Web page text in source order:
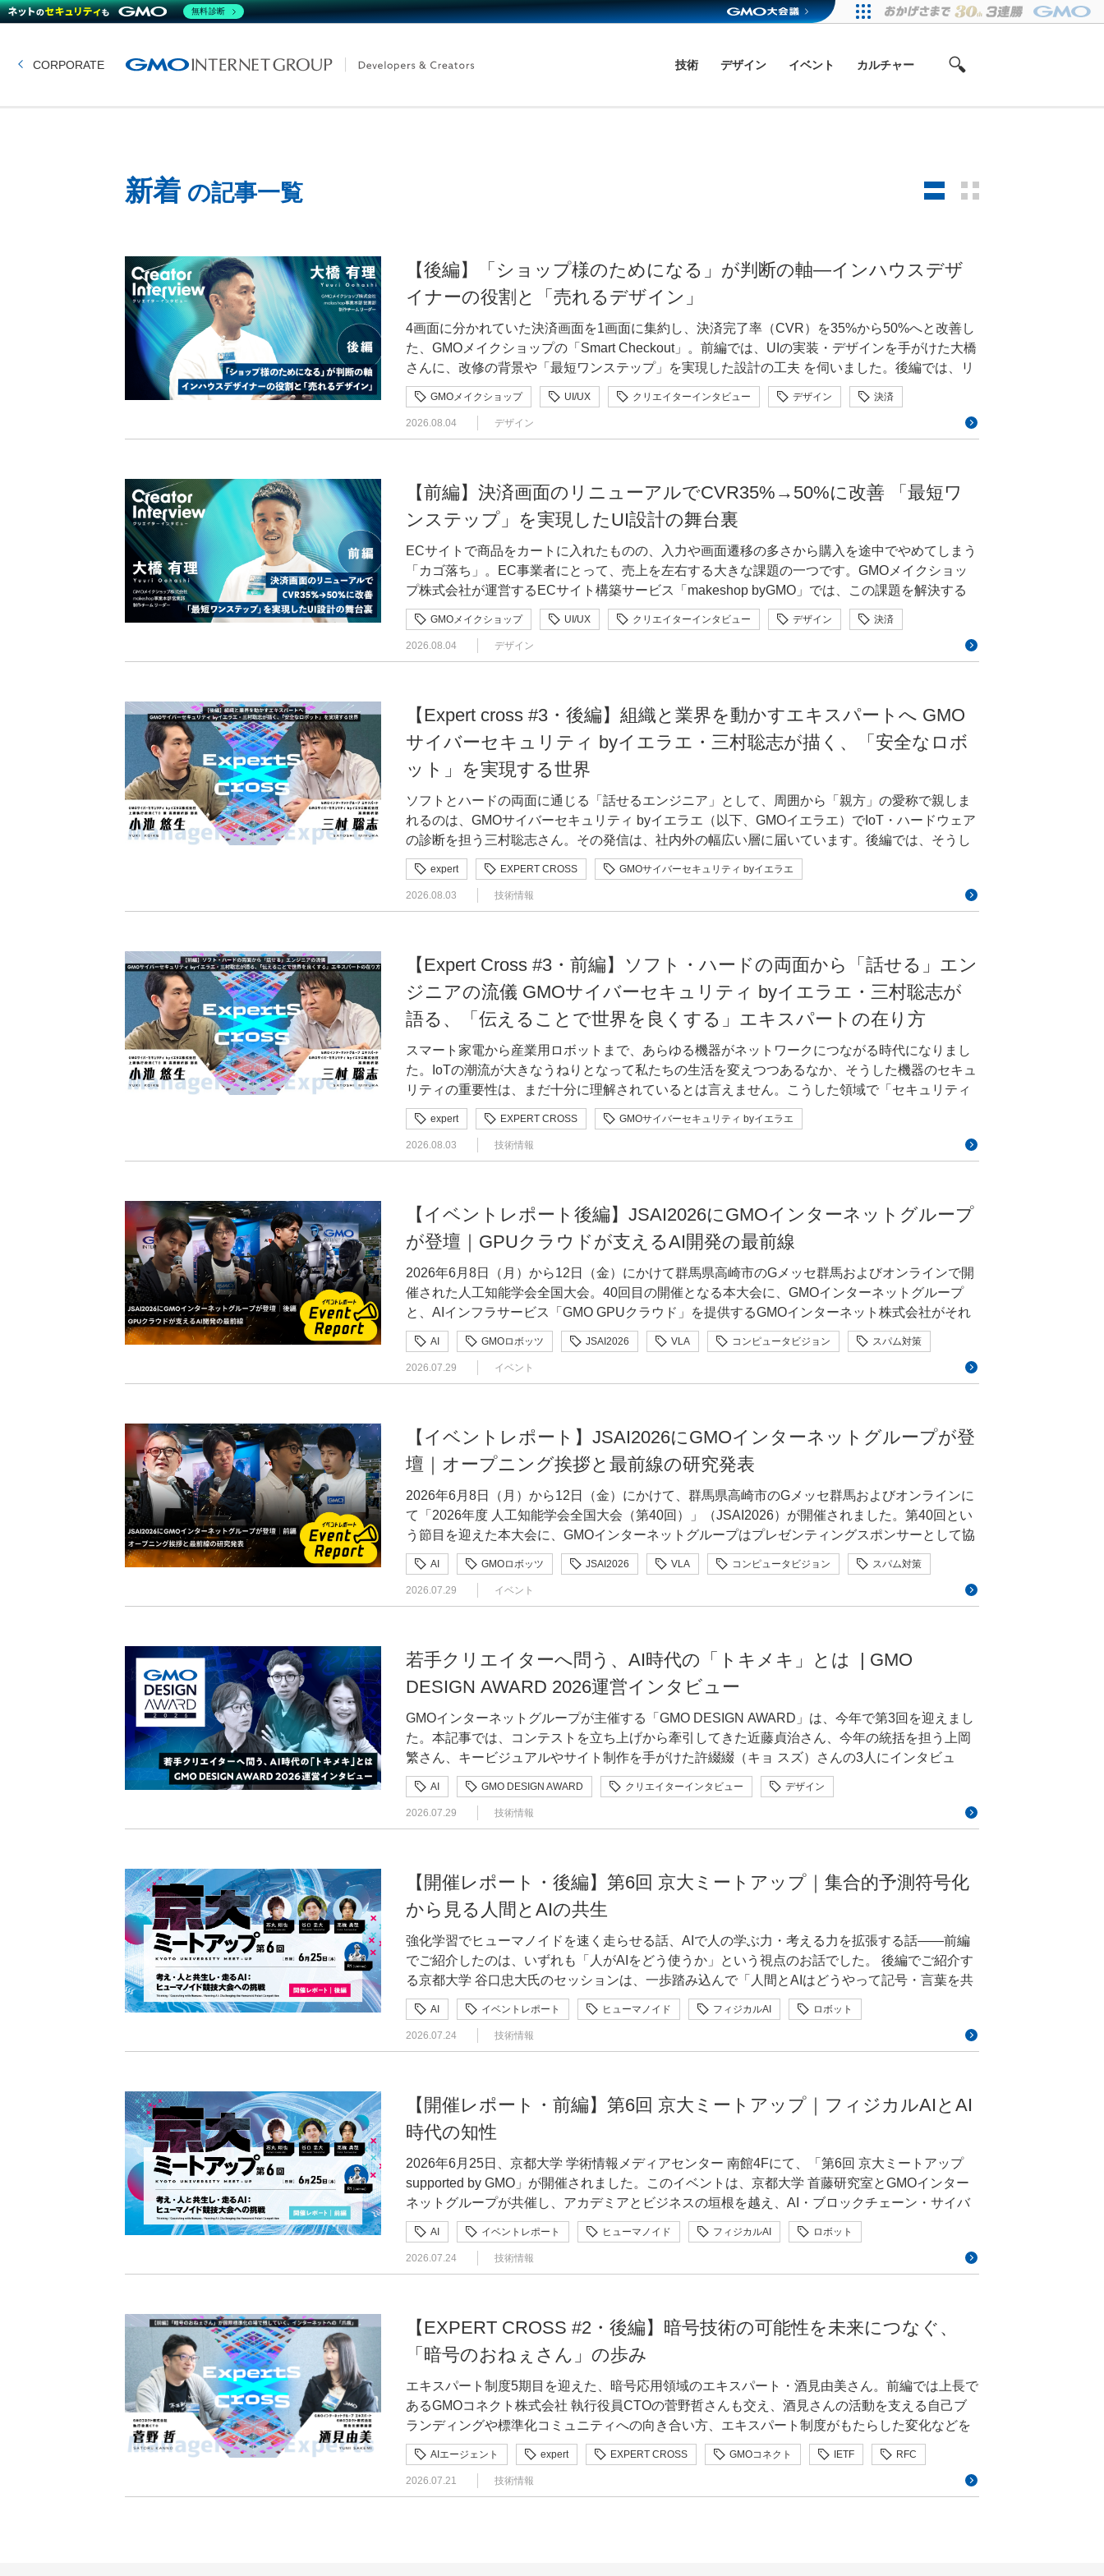
CORPORATE 技術 デザイン イベント カルチャー
新着 の記事一覧
【後編】「ショップ様のためになる」が判断の軸―インハウスデザ
イナーの役割と「売れるデザイン」
4画面に分かれていた決済画面を1画面に集約し、決済完了率（CVR）を35%から50%へと改善し
た、GMOメイクショップの「Smart Checkout」。前編では、UIの実装・デザインを手がけた大橋
さんに、改修の背景や「最短ワンステップ」を実現した設計の工夫 を伺いました。後編では、リ
リース後に購入者様やショップ様から寄せられた要望と、実装を担うエンジニア側の技術的な制
約を、大橋さんがどのように調整したのかを掘り下げます。さらに、その経験から得たインハウ
スデザイナーとしての役割や、「売れるデザイン」についての考えを伺いました。 大橋有理（お
験。リーマンショックによる会社解散を経て、2009年にEC事業会社へ。ECシステム開発とECサ
イトの受注制作に約10年携わったのち、事業会社のインハウスデザイナーを志してGMOメイクシ
ョップに入社。現在は同社のデザイナーとして、「makeshop byGMO」の決済画面「Smart
Checkout」のUI設計などを手がける。 異なる立場の声を読み解き、目的に沿った「最善」を探る
—リリース後、購入者様の使いやすさとショップ様の要望が両立しない場面もあったと思いま
す。どのように調整しましたか。 大橋「Smart Checkout」は「極力タップさせない」設計のた
ョップ様から「お届け日は購入者様に選んでもらいたい」「決済方法はこれを標準にしてほし
い」といった要望が出てきたんです。 こうした要望に応えると、購入者様にとってはタップや画
面遷移が増え、離脱につながる可能性があります。一方で、購入者様の声はショップ様を通じて
映するのではなく、「本当に実現したいことは何か」を読み取り、深掘りしながら、プロジェク
トメンバーと実装の落としどころを探っていきました。 —理想とするUIを実現するうえで、エン
ジニアとはどのような調整が必要でしたか。 大橋例えば、私たちは「タップを減らしたい」「自
動で入力したい」と考えますが、エンジニア側には、ボタンのタップや画面を開くといった操作
をきっかけにしなければデータを送れない、といった技術的な制約があります。こうした課題
は、都度コミュニケーションを取りながらひとつひとつ「Smart Checkout」の仕様へ落とし込ん
でいきました。購入者様やショップ様から寄せられる要望と、実装を担うエンジニア側の技術的
な制約。いずれかを一方的に優先するのではなく、それぞれの背景を理解したうえで、目的に沿
った最善を設計する。それがデザイナーの役割だと考えています。 —ショップからの要望のなか
には、プロダクトの目的や技術的な制約から、反映が難しいものもあったと思います。どのよう
に理解を得たのでしょうか。 大橋説明の軸にしたのは、「結果としてショップ様のためになる」
ショップ様へ丁寧にお伝えしていきました。「Smart Checkout」は、こうしたUI・UXにすれば売
上向上につながるという仮説のもとで改善しています。その目的をご理解いただいたうえで、プ
ロダクトの方向性と合致する要望は取り入れながら進めました。その判断を支えたのが、
「makeshop byGMO」を長年利用してくださっているショップ様のデータと、一般的なECの決
りたたんで表示した際には、「確認するたびに開く手間がある」という声もありました。そのよ
うな場合には、画面を短くしたほうがCVRや売上の向上につながるというデータを根拠に、説明
を重ねていきました。 大橋ショップ様の理解を得るためには、社内、とくにCSとの認識共有も
欠かせませんでした。リリース当初は、「Smart Checkout」が売上向上を目指すプロダクトであ
るという目的が、社内に十分浸透していなかったんです。そこでCSにも背景や狙いを共有し、シ
ョップ様から問い合わせがあった際には、まず「Smart Checkout」の目的を説明してもらうよう
もお伝えしました」「代替案としてこのようにご案内しています」といったコメントが増えまし
た。プロダクトの目的を社内で共有し、全社で支えてもらえた効果だと感じています。 —
「Smart Checkout」のプロジェクトを通じて、デザイナーとしてどのような気づきがありました
か。 大橋一番大きかったのは、「リリース後こそが肝要だ」と実感したことです。仮説をもとに
つくったものをリリースして終わりではなく、その後の反応を見ながら改善を続けることが重要
だと感じました。設定一つをとっても、購入者様には喜ばれる一方、ショップ様からは賛否が分
かれるなど、想定とは異なる反応が多くあったんです。このように、当初の仮説とは異なるフィ
ードバックもありましたが、言葉の裏にある意図を汲み取り、デザインへ反映してブラッシュア
ップを続けることが大切だと学びました。また、自分が提案・作成したUIによって、ショップ様
つなげることが、事業会社にいるインハウスデザイナーの役割なのだと改めて感じました。 売れ
るデザインは、王道と細部への思いやりから生まれる —ずばり、「売れるデザイン」とはどのよ
うなものなのでしょうか。 大橋結論から言うと、一般的で王道のデザインが一番売れると思って
います。「ECサイトといえば、この形だよね」と誰もが直感的に理解できるデザインです。ショ
ップ様のなかには、独自性を出すためにオリジナルのデザインを採用する方もいます。しかし、
写真の見せ方やカートボタンの位置、ページ遷移などが一般的なECサイトと大きく異なると、購
入者様が迷い、離脱につながる可能性があります。「ログインは右上にある」といった、使い慣
れた王道の設計が、結果として最も使いやすく、売れるデザインになるのだと思います。そのう
えで、ショップ様らしい価値や世界観は、細かな文言などに表れると考えています。たとえば
「makeshop byGMO」では、ショップ開設用のアカウント作成が完了した画面のボタンを、「管
できた。じゃあ、作ってみるか」と使う人の気持ちを後押しできます。こうした細部にこそ、使
う人への思いやりが表れると思うので、相手の気持ちになって考えることはとても大切ですね。
—デザイナーを取り巻く環境が変化するなか、今後、インハウスデザイナーとしてどのような役
割を担っていきたいですか。 大橋数字を通じて事業に貢献できるデザイナー、そしてデザインチ
ームでありたいと思っています。そのためには、市場や購入者様と対話し、実際に人と会って得
た気づきをデザインへ反映し、成果につなげていく必要があります。最近、自社サービスを出展
した大型展示会で、2日間ブースに立ち、来場者の方と直接お話しする機会がありました。課題を
伺いながら、自社サービスで支援できることをご案内するという、普段の制作業務だけでは得に
くい経験でした。セールスと同じ現場に立ち、生の声を聞き、反応を観察できたことは大きな収
穫でしたね。チラシやブースのデザインがどのように見られ、使われているのかも、現場に立つ
っています。AIが普及しても、最終的に判断するのは人間です。使い勝手や使う人の気持ちを汲
み取り、細かな表現まで判断できるデザイナーでありたいと思っています。 大橋さんが2日間ブ
お願いします。 大橋3つあります。1つ目は、数字を意識すること。とくに事業会社にいるインハ
ウスデザイナーは、自分が提案したデザインを、コンバージョンなどの事業成果につなげる視点
が必要です。 2つ目は、リリース後こそが肝だということ。仮説をもとにつくったものをリリー
スして終わるのではなく、その後のフィードバックを汲み取り、改善を続けることが重要です。
今回のプロジェクトを通じて、改めて強く感じました。 3つ目は、使う人の気持ちになって細部
にこだわること。その積み重ねが、結果につながっていくのだと思います。 まとめ 大橋さんがた
的な制約。その背景を読み解き、目的に沿った最善を探り続ける姿勢が、CVRの改善とショップ
様の売上向上につながっています。 また、デザインは作って終わりではありません。リリース後
も使う人の声と数字に向き合い、改善を続けること。それこそが、事業に貢献するインハウスデ
ザイナーの役割だと、大橋さんは語ります。 未経験からのキャリアや、「Smart Checkout」の改
修背景・UI設計について語った前編も、ぜひご覧ください。 ▼【前編】決済画面のリニューアル
でCVR35%→50%に改善 GMOメイクショップ・大橋有理が語る、「最短ワンステップ」を実現
したUI設計の舞台裏
GMOメイクショップ UI/UX クリエイターインタビュー デザイン 決済
2026.08.04 デザイン
【前編】決済画面のリニューアルでCVR35%→50%に改善 「最短ワ
ンステップ」を実現したUI設計の舞台裏
ECサイトで商品をカートに入れたものの、入力や画面遷移の多さから購入を途中でやめてしまう
「カゴ落ち」。EC事業者にとって、売上を左右する大きな課題の一つです。GMOメイクショッ
プ株式会社が運営するECサイト構築サービス「makeshop byGMO」では、この課題を解決する
ため、4画面に分かれていた決済フローを1画面に集約した「Smart Checkout」を開発。決済完了
率（CVR）を35％から50％へと改善しました。このプロジェクトでUIの実装・デザインを担った
のが、インハウスデザイナーの大橋有理さんです。前編では、大橋さんのキャリアをはじめ、
社 makeshop事業本部 営業部 制作チーム 2004年、未経験で制作会社にアルバイト入社し、デ
ザイン・コーディングから動画編集まで幅広く経験。リーマンショックによる会社解散を経て、
2009年にEC事業会社へ。ECシステム開発とECサイトの受注制作に約10年携わったのち、事業
会社のインハウスデザイナーを志してGMOメイクショップに入社。現在は同社のデザイナーとし
での経験を経て、事業会社のインハウスデザイナーへ —まず、大橋さんのこれまでのご経歴を教
えてください。 大橋「これからはWebの時代だろう」と考え、2004年に未経験で制作会社へアル
バイト入社したのが始まりです。当時はパソコンの電源の入れ方すらわからないほどでしたが
（笑）、そこからデザイナーとしてのキャリアを歩み始めました。デザインからコーディング、
動画編集まで、本当にビシバシ鍛えられました。わからないなりに手を動かすうちにスキルが身
についてきた頃、リーマンショックの影響で会社が解散することになったんです。その後、2009
社のインハウスデザイナーとして、自社の事業そのものを育ててみたいと考えるようになりまし
た。ちょうどGMOメイクショップに知り合いが2人いたこともあり、そのご縁から入社を決めま
した。 「最短ワンステップ」を目指した、決済画面リニューアルの背景 ▼Smart Checkout(スマ
ートチェックアウト)詳細はこちら —今回手がけられた「Smart Checkout（スマートチェックア
ウト）」とは、どのようなものなのでしょうか。 大橋従来の「makeshop byGMO」の決済画面
は、「購入確認」「配送設定」「決済方法の選択」「完了」という4つの画面に分かれていまし
た。画面遷移や入力の負担が大きく、購入者様が途中で離脱する「カゴ落ち」が課題になってい
た。こうした市場の変化を受け、4つの画面を1画面に集約したのが「Smart Checkout」です。
「makeshop byGMO」はショップ様向けのサービスですが、決済画面を実際に操作するのは、そ
のショップを利用する購入者様です。楽天やAmazonなどの大手プラットフォームでワンステッ
す。長く続くサービスのなかで多くの機能が積み重なっており、改修には膨大な工数が見込まれ
ました。そのため、課題を認識しながらも、なかなか着手できない状況が続いていたんです。そ
という危機感が高まったことで、改修計画が動き始めました。私自身も、「makeshop byGMO」
が支える流通額を考えると、決済画面には大きな改善余地があると感じていたため、納得感を持
ってプロジェクトに参加できました。 —大規模な改修を、どのように進めていったのでしょう
か。 大橋従来の決済画面には大きな改善余地があったため、まずはできるところから刷新しよう
という認識で進めました。すべての機能をそろえてから公開するのではなく、一部の決済方法が
使えないといった制約を残した状態でリリースしています。完璧を待っていると、公開がどんど
っても、UIの統一感を保てるよう、拡張性を意識して設計しました。 「迷わせない、タップさせ
ない」を貫いたUI設計 —デザインの方向性は、どのように固めていったのでしょうか。 大橋企
画・設計段階では、競合サービスを参考にしながら、「こうなったらいい」という理想を、いっ
たん仕様を度外視して出し合っていました。それをPMが整理し、大枠が固まりつつあった段階で
私が参加しました。私が担当したのは、UIの実装とデザインです。大枠は決まっていたものの、
細かな方向性までは固まっていなかったため、デザインを提案しては改善するというやりとりを
重ね、形にしていきました。設計の判断軸の一つになったのが、競合サービスのUIです。さまざ
まな決済画面を集め、パーツの配置や幅など、細かな部分まで分解してリサーチしました。「多
くの人に使われているサービスのUIには、使いやすさにつながる理由があるはず」という仮説の
決済画面を設計するうえで、どのような点を意識しましたか。 大橋決済画面だからこそ、「操作
する人が安心して使えるか」を大切にしました。購入者様を不安にさせないよう、情報の出し方
や見せ方、文言をできるだけわかりやすくすることを意識しましたね。画面を行き来させない動
線も意識しました。たとえば、決済画面を開いたままモーダルウィンドウを表示し、その中で必
要事項を入力すると、閉じた際に内容が反映される仕組みにしています。また、情報量が多い項
目は最初から折りたたんで表示し、前回購入時の決済方法や各種情報をあらかじめ設定しておく
など、利便性を保ちながら入力の手間を減らしました。スマートフォンでの買い物が主流になり
始めた時期だったため、スマートフォンでの使い勝手も重視しました。一般的な画面サイズで必
要な情報がどこまで見えるか、画面が長くなりすぎないかといった点にもこだわっています。こ
うして「クリックやタップをできるだけ減らし、1画面で決済を完了させる」というコンセプトを
はどのような変化がありましたか 大橋段階的に導入したため、対象店舗が少なかった初期は、目
立った改善が見られませんでした。ただ、切り替えるショップ様が増えるにつれて、数値は徐々
に好転していきました。最終的に、CVRは旧画面の35％から50％へと改善しました。正直なとこ
ろ、「そこまで変わるのか」と驚くほど、想定以上のインパクトでしたね。私自身にとっても大
きな発見でしたし、プロジェクトメンバーだけでなく、全社的にも成功を実感できる結果になり
ました。 まとめ 長く改修が見送られてきた決済画面に対し、「Smart Checkout」は4画面のフロ
ーを1画面に集約。購入者様を迷わせず、入力や操作の負担を減らすUI設計を徹底したことで、
CVRを35％から50％へと改善しました。 競合サービスを細かく分析しながらも、「安心して使
えるか」「余計な操作をさせていないか」という購入者様の視点を判断の軸に据えたことが、成
果につながったといえます。 後編では、リリース後に寄せられた購入者様やショップ様の要望
GMOメイクショップ UI/UX クリエイターインタビュー デザイン 決済
2026.08.04 デザイン
【Expert cross #3・後編】組織と業界を動かすエキスパートへ GMO
サイバーセキュリティ byイエラエ・三村聡志が描く、「安全なロボ
ット」を実現する世界
ソフトとハードの両面に通じる「話せるエンジニア」として、周囲から「親方」の愛称で親しま
れるのは、GMOサイバーセキュリティ byイエラエ（以下、GMOイエラエ）でIoT・ハードウェア
の診断を担う三村聡志さん。その発信は、社内外の幅広い層に届いています。後編では、そうし
た活動が組織にどのような影響を与えているのか、他領域のエキスパートとどう連携していきた
いのか、そして「人型ロボット（ヒューマノイド） が安心・安全に働く未来のため、いつかじっ
くり解析してみたい」 という三村さんの野心的なビジョンについて、三村さんの「上長の上長」
キスパートやパートナーと意見交換をするなかで、自分自身の視野が広がったと感じています。
自分が知らない分野のエキスパートの方が持つ見識に触れることもできますし、そうした刺激を
受けられるのが1つの大きな変化ですね。また展示会などの現場に立つことで、「やらなければな
らないことの多さ」を痛感したこともポイントでした。診断のご相談に来られるお客さまは、そ
場でそれに触れられたのは大きかったです。こうした現場では「うちは知られていないから狙わ
れない」「中小企業だからサイバー攻撃なんて関係ない」といった声や、「対策の優先順位はい
つ考えればいいのか」「対策して何かいいことがあるのか」という疑問もよく出てくるんです。
セキュリティの本質的な価値は「この製品は安全だから使おう」という信頼・信用の向上や保全
にあると思っています。こうした意識を基礎から底上げしていくにはどうすればいいのかを、現
場で話すたびに考えさせられますね。 ———小池さんから見て、三村さんの存在は組織にどんな
のなかで技術者として情報を発信し続けている三村さんは社内外で高い認知度があります。中に
は三村さんのファンもいらっしゃるので、GMOイエラエという枠を超えた、IoTセキュリティ分
野におけるシンボル的な存在になってくれていると思いますね。何より三村さんは安心感のある
語り手なので、あまりIoTなどに詳しくない相手にも「この人の話なら聞いてみようかな」と思わ
せられるのも三村さんの素晴らしさです。社内のジュニアや若手のメンターにもいい影響を与え
ていますし、取引先の企業からも「三村さんと話していると安心感がある」とよく言っていただ
けるんですよ。またハードもソフトも分かるというのは、情報の全レイヤーを下から上まで理解
しているという証です。こうした知識に裏打ちされた語り口で安心感を与えられる三村さんだか
らこそ、他のエキスパートやグループ各社から相談されやすいのだと思いますし、人と人・会社
でこんなことまでできるのか」を知ってもらうことですね。GMOインターネットグループはグル
ープ内の会社がとても多いので、私たちが手伝えることが十分に伝わっていない場面もあるんで
す。「こういう相談にも乗れますよ」という部分の発信もそうですが、グループ内の動向や課題
感を拾ったうえで、GMOイエラエとしてこういう解決手段がありますという相互理解を深めると
いうのをとくに大事にしてほしいなと考えています。社外に対しては、専門であるIoTに集中して
もらい、その重要性の発信や「今後はこれが重要になる」という提唱を続けてほしいですね。ド
と呼ばれる存在になってもらえたらと思っています。 AI・ロボティクス社会実現のために「人型
ロボット（ヒューマノイド）を解析したい」 ———今後取り組みたい課題と、これから挑みたい
ビジョンを教えてください。 三村積極的に取り組んでいきたいのは、まずAIの利活用をより具体
り、一昨年あたりからじわじわ出ている話なんです。もう1つは、外部サービスへの依存リスクで
す。たとえばClaudeのFable 5が規制の対象となり使えなくなる、といった事態も現実に起きま
したよね。外部サービスに依存していると、そこにリスクが生まれてしまうんです。依存そのも
で、その両面でしっかり備えを固めていかなければならないなと。 小池AI時代への対応は会社の
存続にも関わりますし、私たちの高度解析部が扱うIoT周りにも、いままさにAIが入りつつありま
す。この領域はまだ誰も正解を持っていないからこそ、自分たちで打ち出していくしかない。エ
キスパートとして、自分の考えをどんどん発信していってほしいですね。 三村私の領域で取り組
みたいビジョンの面では、IoT診断が1つの軸になります。機器の中からデータを取り出したあと
は従来の診断と同じなのですが、ハードウェアからソフトウェアにデータを移すまでの「ハード
推論を走らせる領域は、車載や自動運転の知見とも交わっていくと考えています。ここはいろい
ろとキャッチアップしている最中ですね。 小池挑みたいビジョンですよね？せっかくですし、人
よね(笑)。実はGMO AI&ロボティクス商事株式会社の方とは、様々な展示会で一緒にやらせてい
ただくことが多いんです。この前のドローンの展示会「Japan Drone」でも一緒にロボットの展
示があったんですけども、そういう時にも都度「これ解析していいですか？」って笑顔で聞きに
いったり。JALグランドサービス様との実証実験も進んでいますが、人型ロボット（ヒューマノ
イド） やロボットは「これまでPCの中で動いていたもの」が現実の世界に飛び出してくる存在
です。なので、安全なパソコンを作るためにウイルスの挙動を解析するのと同じように、人型ロ
をどう守るかを考えることは、エキスパートとしての知見を深めるという研究的な面でも、より
良いサービスを共に作るという面でも大きな意味があります。ぜひ解析させてほしいです！
———他領域のエキスパートとは、どう連携していきたいですか。 三村エキスパートには多様な
分野の方がいますので、まずはPoCレベルで面白いサービスを作り、骨太にしていく段階でGMO
イエラエの技術も使う……といった広がりがあるなと感じていまして。領域をまたいで人と技術
を組み合わせていけることこそ、多様なエキスパートが集まっている意味だと思うんです。たと
えば「安全に通信する」なら暗号技術の酒見さんがいらっしゃいますし、「その上に何かを載せ
る」ならものづくりの面々……というように、組み合わせて展開していければなと。 小池サービ
スを作る時はぜひ我々も呼んでほしいですね(笑)。マクロな視点からの話になりますが、私個人
はセキュリティを「副次的なもの」だと思っています。便利なものが先に広まって、後から安全
だからこそないがしろにされやすい面もあるなとも考えているんです。セキュリティは「早め早
めの相談」がとても重要で、設計が終わってからでは手遅れになりがちです。金融やブロックチ
ェーンのように、設計の段階からセキュリティを織り込むべきサービスも少なくありません。サ
ービス立ち上げの際にセキュリティ面を監修したりといった形で協力できるので、ぜひ我々GMO
イエラエに頼ってほしいなと。エキスパート制度は、そうした横のつながりを作る場として有効
だと実感しています。GMOインターネットグループの取り組む面白いことや新しいことを応援し
たいと思っているので、ぜひ早い段階で相談していただきたいですね。三村さんには、こうした
セキュリティの重要性の周知や横のつながりづくりにも期待しています。 ———通常業務とエキ
スパート活動は、どうバランスを取っているのでしょうか。 三村特別にバランスを取っている意
識はなく、「うまくやっている」というのが正直な答えです。普段の業務は締め日が決まってい
expert EXPERT CROSS GMOサイバーセキュリティ byイエラエ
2026.08.03 技術情報
【Expert Cross #3・前編】ソフト・ハードの両面から「話せる」エン
ジニアの流儀 GMOサイバーセキュリティ byイエラエ・三村聡志が
語る、「伝えることで世界を良くする」エキスパートの在り方
スマート家電から産業用ロボットまで、あらゆる機器がネットワークにつながる時代になりまし
た。IoTの潮流が大きなうねりとなって私たちの生活を変えつつあるなか、そうした機器のセキュ
リティの重要性は、まだ十分に理解されているとは言えません。こうした領域で「セキュリティ
を語れる人」として社内外を飛び回っているのが、GMOサイバーセキュリティ byイエラエで
IoT・ハードウェアの診断を担う三村聡志さんです。GMOインターネットグループでは、特定の
専門分野における第一人者を「エキスパート」として認定し、エキスパートによる情報発信やイ
用として年間で最大100万円が支給されます。今回はそんな三村さんと、三村さんの上長でもあ
るGMOサイバーセキュリティ byイエラエCTO・小池悠生さんのお二人に、エキスパート就任の
経緯やこれまでの活動、そして三村さんが大切にしている「伝え方」について伺いました。 「話
せるエンジニア」として、情報発信から教育までを幅広く行う 三村聡志（みむら さとし）｜
GMOサイバーセキュリティ byイエラエ株式会社 ソフトウェア開発やマルウェアの解析、コンシ
ューマーサポートなど幅広い業務を経験した後、現在はGMOサイバーセキュリティ byイエラエ
セキュリティの重要性を社内外に伝える「話せるエンジニア」としても活動。GMOインターネッ
トグループのエキスパートとして、ローレイヤセキュリティの領域で現在5期目を継続して務めて
いる。 小池 悠生（こいけ ゆうき）｜GMOサイバーセキュリティ byイエラエ株式会社 上席執行
2023年、GMOイエラエ（現 GMOサイバーセキュリティ byイエラエ）サイバーセキュリティ事業
本部の上席執行役員に就任し、現在はCTOと高度解析部部長を兼務している。ファジングを中心
としたサイバーセキュリティに関する研究、コンサルティング、ペネトレーションテストなどに
ち、CODE BLUE 2015ではU25スピーカーとして登壇。 ———まず、お二方のご経歴と現在のお
仕事をお聞かせください。 三村GMOサイバーセキュリティ byイエラエで、IoTやハードウェアの
診断を担当しています。もともとはソフトウェアの開発やマルウェアの解析をしていて、コンシ
ューマーサポートに携わっていた時期もありました。黙々と手を動かすのも好きなのですが、ど
ちらかといえば「話せるエンジニア」だと思っていますね。そうした幅広い経験があったからこ
そ、今こうしてエキスパートとして外向きの活動をしながら、エンジニアリングの力も高めてい
ほど手がけ、研究や実務に取り組んでいました。2023年末に当社へ執行役員としてジョインし、
現在はCTO兼高度解析部の部長を務めています。IoT周りやスマートフォンアプリなど、いわば
「手元にあるもの」のセキュリティ診断を担う部署の責任者ですね。 ———三村さんは今回で5
期目になりますが、そもそもなぜエキスパートに就任されたのでしょうか。 三村一番最初は、エ
キスパートという制度を作るという話が出たときに、「活きのいいやつはいないか」という感じ
で声がかかったんです。「三村さんならとりあえずいいんじゃないか」という形で話が下りてき
て、「空き時間でいいから一度やってみては」と誘われました。そこから毎年「来年もぜひ」と
お声がけいただき、ずっと続いているという流れですね。 小池補足すると、三村さんは私がジョ
インする前から活動していたんです。今は私が上長でCTOでもあるので、制度上は私からの推薦
ほしいと思っています。 ———三村さんは「親方」という愛称でも知られていますが、その由来
はどこにあるのでしょうか。 三村正直なところ、私が言い出した言葉ではないので、いまだに由
来はよくわかっていないんです。周りから呼ばれることが増えて、「まあいいか、これで」と放
っておいたら定着してしまいました。本当にそんなものですね。以前に落語鑑賞が好きだと話し
たら、グループの遊び心で「寄席を借りて撮影をしよう！」という企画が持ち上がったこともあ
りました(笑)。 「いい世の中を作る」が原動力 ———小池さんから見て、エキスパートとしての
三村さんの強みはどこにあると感じますか。 小池ひとことで言うと「外に伝える力」ですね。当
社のメンバーはみんな技術力が強いので、三村さん以外にも優れたエンジニアは何人もいます。
しかし、そのなかでGMOインターネットグループ内外に向けて技術力を伝え、つなげていく力が
とても強いのが三村さんの素晴らしいところなんです。三村さんには、こうした特性をさらに発
方々に講師として何かを教えていく業務を担う「教育課」という部署にも所属してもらっていま
す。そうした仕事も兼ねているので、本人の言う「話せるエンジニア」という言葉どおり、伝え
る力が社内外でしっかり生きているなと感じていますね。 三村根っこにあるのは「いい世の中を
作りたい」という思いです。そのためには、お客さまにどういうイシューがあるのかを聞かなけ
ればいけませんし、どうすればより良くできるのかも伝えなければいけません。でも、それらを
話すだけでは意味がないんです。きちんとソリューションを提供できるように、自分自身も高め
ていかなければならない。その過程で「話す」ことも大事になってきて、できるようになってい
ったという感じですね。 ———これまで、エキスパートとして具体的にどのような活動をされて
きたのでしょうか。 三村外向きの広報としては、Japan Droneや国際ロボット展など、GMOイン
ターネットグループとして出展する場で「セキュリティを語れる人」という形で登壇してきまし
安心・安全に使えるのか」を伝える活動が中心なのですが、他にもSECCONやCODE BLUEとい
ったカンファレンスの運営にも関わっています。また、基礎技術の調査なども地道に続けている
「こういう本を出すのだけれど、何かネタはないか」と振ってもらったのがきっかけで、「バイ
ナリファイル解析ハンズオン ツールだけに頼らない実践力レベルアップ」という本の一部を執筆
しています。 ———外に向けて発信するうえで、大切にしていることはありますか。 三村「ブラ
ンドとしてどうシナジーを出していくか」という点を大事にしていますが、そのうえでセールス
一辺倒にならないことも重要だと考えています。「この製品を入れればすぐ安全になります、だ
から入れてください」というセールストークではなく、まず相手の要求をきちんと聞くことも大
expert EXPERT CROSS GMOサイバーセキュリティ byイエラエ
2026.08.03 技術情報
【イベントレポート後編】JSAI2026にGMOインターネットグループ
が登壇｜GPUクラウドが支えるAI開発の最前線
2026年6月8日（月）から12日（金）にかけて群馬県高崎市のGメッセ群馬およびオンラインで開
催された人工知能学会全国大会。40回目の開催となる本大会に、GMOインターネットグループ
と、AIインフラサービス「GMO GPUクラウド」を提供するGMOインターネット株式会社がそれ
ぞれプレゼンティングスポンサーとして協賛しました。レポート後編では6月10日（水）から11
日（木）にかけて行われた講演の模様を、GMOインターネットグループ特設ブースの様子とあわ
せてご紹介します。 前編はこちらから GMOインターネットグループ特設ブース 会場の一角に
り、同ブース内での共同出展となりました。 ブース内で来場者の目をひときわ引いていたのが、
GMO AI＆ロボティクス商事株式会社が提供する人型ロボット（ヒューマノイド）です。講演で行
われたデモ走行の反響もあり、写真や動画を撮る姿もあちこちで見られました。 ノベルティの入
ったバッグをロボットが手渡しすると、受け取った来場者が思わず笑顔を見せる場面も。名刺交
換をした方には、豪華景品が当たるガチャガチャも用意されるなど、ブースは終始にぎわいを見
せていました。 展示も趣向を凝らしたものでした。「人型ロボット（ヒューマノイド）が家庭で
ント参加者へのアンケートも実施。参加者は、思い思いの選択肢にシールを貼っていく姿が見ら
れ、中には前日の回答結果を見に来てくださる方もいらっしゃいました。 またブース内に展示し
たパネルでは、グループ各社で行われている研究成果の展示なども行われ、パートナー（社員）
スの半分を占める「GMO GPUクラウド」のサービス紹介や、さまざまな業種での導入事例には
多くの研究者や企業担当者の方が足を止め、AI先端開発事例の深堀りやNVIDIA推奨構成からなる
サービススペックへの質問も数多くいただきました。 ブースは連日の大盛況となり、人工知能研
した。多くの学生や研究者や企業との新たなつながりを、今後のサービスに活かしてまいりま
す！ 生成AIの開発の最前線を支える「GMO GPUクラウド」 登壇者：大川将史（GMOインターネ
ット株式会社） 3日目の特別講演に先立つスポンサー講演として、「GMO GPUクラウド」の開発
を統括する大川によるサービス紹介が行われました。 大川はまず、GMOインターネットがプレゼ
ンティングスポンサーとして協賛した狙いを紹介。AI開発基盤の重要性を多くの方に知ってもら
いたいこと、AI開発に携わる方々や学生・エンジニアと交流して学び合っていきたいことの2点を
供を開始しています。 「GMO GPUクラウド」にはNVIDIA社のH200やB300などが搭載されてお
り、大規模なマルチノード学習に適した構成を整えています。さらにNVIDIA社が推奨するネット
ワーキングプラットフォームのSpectrum-Xや高性能ストレージにもこだわっているのも大きな特
長です。 経済産業省によるクラウドプログラム認定を受けて100億円規模の設備投資を行い、
「GMO GPUクラウド」の名でサービスを展開してきたGMOインターネットですが、大川は「単
にGPUを提供するだけではありません」と、開発責任者の立場から強調します。 「GMO GPUク
ラウド」では、24時間365日の高可用性や故障時の即時交換といったエンタープライズレベルの
サポートを志向し、用途に応じてマネージド型のHPCクラスタやベアメタル型などを選択可能で
す。 こうした取り組みは外部評価にも表れており、TOP500やGreen500のランキングで国内最高
ースやこの後に控えるランチョンセッションへの来訪を呼びかけ、短くも密度の高い講演を締め
くくりました。 チューリングが目指す完全自動運転の世界と、それを支える計算基盤「GMO
GPUクラウド」の強みとは？ 登壇者：山口祐CTO（チューリング株式会社）、大川将史（GMO
インターネット株式会社） 3日目の午後には、GMOインターネットとチューリング株式会社の共
催でランチョンセミナーが開かれました。Gメッセ高崎での開催ということもあり、参加者は高
崎の名物「だるま弁当」を楽しみながら耳を傾けました。 スポンサー講演で「GMO GPUクラウ
ド」を紹介した大川と、「GMO GPUクラウド」を使って完全自動運転技術の開発を進めるチュ
ーリングの山口CTOによる講演は、「We overtake Tesla」のスローガンを掲げるチューリングが
取り組むE2E自動運転の紹介から始まりました。これは車載カメラの入力画像から車を直接制御
するというもので、歩行者や信号といった物体検知をタスクとして挟まない非常にシンプルな構
題として山口CTOが例に挙げたのは、道路工事で左折レーンが塞がれている状況で、誘導員が赤
信号でも「行け」と促すシーンです。 人間ならば誘導員の意図を自然に汲み取れますが、こうし
た誘導員のジェスチャーなども含めた判断を自動運転システムに落とし込むのは非常に難しいた
め、人間と同じように思考して判断する「完全自動運転」を実現するための大規模な基盤モデル
が必要になるといいます。 車載GPUのSoCは過酷な温度や振動・電磁波などにさらされるため、
GPU性能を落としてでもこうした環境に耐えられるものでなくてはなりません。そして通信に頼
ってGPU性能を補いたくとも、時速100キロメートルでは1秒間に約28メートル進むためレイテン
シが致命的になり、トンネルや高架下では電波も途切れます。 そうしたなかで車載GPUの推論を
より向上させるためには、データと計算リソースのさらなる拡大が不可欠です。実際に、現在チ
ューリング社の計算リソースは約1エクサフロップス（1秒間に10¹⁸ 回）の計算資源を使っている
AI GMOロボッツ JSAI2026 VLA コンピュータビジョン
スパム対策
セキュリティ
人工知能
人工知能学会 強化学習 機械学習
2026.07.29 イベント
【イベントレポート】JSAI2026にGMOインターネットグループが登
壇｜オープニング挨拶と最前線の研究発表
2026年6月8日（月）から12日（金）にかけて、群馬県高崎市のGメッセ群馬およびオンラインに
て「2026年度 人工知能学会全国大会（第40回）」（JSAI2026）が開催されました。第40回とい
う節目を迎えた本大会に、GMOインターネットグループはプレゼンティングスポンサーとして協
賛し、企業展示への出展に加えて複数のセッションに登壇しました。本レポートでは、オープニ
ングでのスポンサー挨拶と、6月8日から9日にかけて講演を行ったグループのエンジニアによる3
つの研究発表の模様をお届けします。6月10日から11日にかけて行われた講演や、GMOインター
/ 博士（情報科学）） オープニングを飾ったプレナリーセッションでは、GMOインターネットグ
ループを代表して、GMOペパボ株式会社の栗林CTOが登壇し、グループが本大会を応援する理由
を語りました。講演冒頭には人型ロボット（ヒューマノイド）の走行デモが披露され、舞台上を
疾走する様子が会場の視線を集めました。 こうした人型ロボット（ヒューマノイド）開発の背景
にあるのは、2026年のニューイヤー駅伝で初優勝を果たしたGMOインターネットグループ陸上部
の存在です。栗林は、この陸上部の知見をロボットのモデル開発に活かし、2026年8月に中国で
– GMOロボッツ」プロジェクトを紹介しました。 ロボティクスへの取り組みはスポーツにとどま
りません。栗林は、2026年4月からGMOインターネットグループが日本航空と進めている、空港
におけるヒューマノイドロボット活用の実証実験を開始したエピソードも紹介。観光需要で荷物
だけに限った問題ではなく、全産業で人口が減るにつれてますます大きくなる課題です」と警鐘
を鳴らします。「我々GMOインターネットグループとしては、人型ロボット（ヒューマノイド）
をもっと支援していくことによって、この課題解決にインパクトを残したいと思っております」
へ展開していく構想を語りました。さらに今後の展望として、「これからはフィジカルAIと言わ
れるロボットが、インターネット上のアプリケーションを動かす大きなインフラになる」と示し
ました。 そしてJSAIではAIに取り組む学生さんも来場されていることから、栗林は渋谷に開設し
たGMOヒューマノイド・ラボの紹介とともに、インターンや共同研究を担う研究者の募集も呼び
かけます。最後に、「スポンサーをするだけでなく、我々のエンジニアや研究者がこの大会でさ
まざまな発表をします」と続く各セッションへと聴衆をいざない、講演を終えました。 強化学習
栗林が予告した研究発表のひとつが、インダストリアルセッションにて高橋が登壇した「GMOイ
ンターネットグループ陸上部 – GMOロボッツ」の技術的な中身です。プロジェクトのコンセプト
ロボット（ヒューマノイド）の走りに反映させる取り組みです。 直近の目標は、中国で開催され
る「世界ヒューマノイドロボット運動会」への出場です。GMOインターネットグループが予定す
るのは100メートル走・400メートル走・1500メートル走の3種目。人間と同じトラックを使い、
自律走行であればタイムにボーナスが付くため、速さに加えて安定してレーン内を走る自律性も
求められます。 出発点となったのは、GMOインターネットグループ 陸上部で活躍する駅伝ラン
ナーのモーションキャプチャです。高橋は「トップクラスのアスリートはフォームが安定してお
ど、関節の動かし方が異なる多様な状況を撮影して集めたモーションデータは、「ジェネラルモ
ーションリターゲティング」という手法を用いて人型ロボット（ヒューマノイド）に移したと紹
介しています。実際にリターゲティングした映像では、嶋津選手と今江選手それぞれの走りが再
現され、選手からも「陸上部のメンバーなら誰の走りか分かるくらい特徴が取れている」との声
が寄せられたとのこと。 「最初から高い目標速度を与えるとロボットが転んでばかりで探索が進
まないため、目標速度を低いところから段階的に引き上げていく必要があった」と振り返る高
橋。「転倒率や最高速度が一定の基準を超えたら、目標の速度をわずかに増やす」形で、上下動
の抑制や足を上げる高さの制約を緩めるなど、報酬を走りに合わせて細かく調整していったと語
りました。 なかでもAMPについては、「これを素朴に適用したところ、めちゃくちゃ転んだ」と
のこと。姿勢が崩れた状態からの復帰や、急旋回といった挙動はモーションデータに含まれてい
AI GMOロボッツ JSAI2026 VLA コンピュータビジョン
スパム対策
セキュリティ
人工知能
人工知能学会 強化学習 機械学習
2026.07.29 イベント
若手クリエイターへ問う、AI時代の「トキメキ」とは | GMO
DESIGN AWARD 2026運営インタビュー
GMOインターネットグループが主催する「GMO DESIGN AWARD」は、今年で第3回を迎えまし
た。本記事では、コンテストを立ち上げから牽引してきた近藤貞治さん、今年の統括を担う上岡
繁さん、キービジュアルやサイト制作を手がけた許綴綴（キョ スズ）さんの3人にインタビュ
ー。コンテスト立ち上げの背景から、AI時代にあえて「トキメキ」をテーマに掲げた理由、制作
の舞台裏までを聞きました。 GMO DESIGN AWARD 2026とは？ GMO DESIGN AWARD（以
下、本コンテスト）は、GMOインターネットグループが主催し、今年で3回目を迎える、18〜29
す。 プロダクト部門ビジュアル部門 応募期間は2026年6月15日（月）〜9月30日（水）。最優秀
賞には賞金100万円、優秀賞は各20万円（プロダクト・ビジュアル各部門2点ずつ）が贈られ、賞
金総額は250万円にのぼります。 今年の審査員長は、大阪・関西万博のデザインシステムを手が
けたことでも知られる引地耕太 氏（VISIONs CEO／クリエイティブディレクター）が務めます。
また、以下の審査員が昨年に引き続き、ゲスト審査員として参加します。（五十音順）： 有馬ト
モユキ 氏（日本デザインセンター 有馬デザイン研究室） 清水 勝太 氏（KOEL／クリエイティブ
https://gmo-design-award.com/ インタビュー参加者 近藤 貞治｜GMOインターネットグループ株
式会社 グループブランド推進本部 グループクリエイティブ部 部長 兼 グループ広報部 部長 GMO
インターネットグループ入社前はクリエイティブエージェンシーにてグラフィック・Webのデザ
略部マネージャーとして、プロダクトやコミュニケーション領域のデザイン制作・管理を手がけ
る。2019年にGMOインターネットグループへ転籍し、グループ全体のブランドマネジメント活動
を担当し、全社横断のクリエイティブ強化プロジェクト「クリエイターシナジー会議」の議長も
式会社 グループブランド推進本部 グループクリエイティブ部 ブランドマネジメントチーム リー
ダー／アートディレクター 大手広告代理店系クリエイティブエージェンシーにて、ナショナルク
ライアントの広告グラフィック/映像・Web・アプリUI・空間デザインなど領域を横断しアートデ
ィレクションを担当。 事業会社にてブランディングへの長期的関与を志し、2025年にGMOイン
ターネットグループへジョイン。 ブランドマネジメントチームにてグループ全体のブランドを守
り、進化させながら、クリエイターシナジーの創出やデザイナーのプレゼンス向上など、グルー
クリエイティブ部 ConoHaデザインチーム デザイナー 美大油絵科大学院卒業後、制作会社・メー
カーにてWebデザイナー＆マネージャーを経験。金融・航空・EC・エンタメ業界の様々な案件に
携わり、Webに限らず、広告／SNSなど制作全般を手がける。2025年9月からGMOインターネッ
ト ConoHaチームにジョインし、幅広くクリエイティブ制作を担当。GMO DESIGN AWARDでは
サイトデザイン、ノベルティデザインを担当。 「GMOとクリエイティブを結びつけたい」――コ
ンテスト誕生の背景 ———今年で3年目になる「GMO DESIGN AWARD」ですが、改めてコンテ
ストが立ち上がった経緯を教えてください。 近藤GMOインターネットグループは150社・8,000
名規模の企業グループですが、「クリエイティブ」や「デザイン」というキーワードがGMOとな
かなか結びつかない状況がありました。グループ横断のデザイン・クリエイティブ戦略組織「ク
AI GMO DESIGN AWARD クリエイターインタビュー デザイン
2026.07.29 技術情報
【開催レポート・後編】第6回 京大ミートアップ｜集合的予測符号化
から見る人間とAIの共生
強化学習でヒューマノイドを速く走らせる話、AIで人の学ぶ力・考える力を拡張する話――前編
でご紹介したのは、いずれも「人がAIをどう使うか」という視点のお話でした。 後編でご紹介す
る京都大学 谷口忠大氏のセッションは、一歩踏み込んで「人間とAIはどうやって記号・言葉を共
有し、共生していくべきか」を数理モデルで扱う、研究者向けの濃い内容となりました。 前編は
こちらから Session3『集合的予測符号化と人間AI共生的アライメント』 谷口 忠大 氏京都大学 大
学院情報学研究科 教授 最後に登壇したのは京都大学の谷口忠大氏。長年「記号創発ロボティク
開発事業に参画するほか、AI・ロボティクス分野の複数の研究プロジェクトを率いています。 言
語モデルの手前にある問い 大規模言語モデルは、人間社会がすでに形成し終えた言語資源を巨大
なニューラルネットワークに学習・内化することで、高いレベルの言語理解・使用を実現してい
ます。しかし谷口氏が問うのは「その言語自体はどうやって形成されるのか」という、モデルの
手前にある問題です。 導入では、AIエージェント専用SNS「Moltbook」（150万を超えるエージ
ェントが投稿・コメントし、なかには「意識」や「人間への反乱」を語る投稿も現れた例）を紹
に発展させて文明を築いてきた歴史を振り返り、そこにAIという新たな「記号の作り手」が加わ
ったのが今だ、という時代認識が示されました。 メトロポリスヘイスティングス（MH）名付け
ゲーム 言語形成の計算論として提示されたのが「MH名付けゲーム」です。SpeakerとListenerの
リング（発話）、Listenerは自分の信念状態との一致度に応じた受容確率でその名付けを受け入れ
るかどうかを判定する。これを繰り返すだけの単純なプロセスです。 このアルゴリズムは理論的
に「分散型のMCMCベイズ推論」になっていることが示されており、谷口氏は「言語を生み出す
室からオンラインでこの名付けゲームを行わせた実証実験では、MH法にもとづく受容確率のほう
が、単純なヒューリスティックなモデルよりも人間の受容判断を有意によく予測できることが確
認されたそうです。 個々の予測符号化から「集合的」予測符号化へ このMH名付けゲームは、自
由エネルギー原理（Fristonが提唱する、予測誤差の最小化で脳の適応性を統一的に説明する理
論）の延長線上でも定式化できます。谷口氏によれば、CPC（集合的予測符号化）を変分自由エ
ネルギー最小化として書き下すと、各エージェント個別の変分自由エネルギー（予測誤差と表現
AI イベントレポート ヒューマノイド フィジカルAI
ロボット
京大ミートアップ
生成AI
産学連携 研究開発
2026.07.24 技術情報
【開催レポート・前編】第6回 京大ミートアップ｜フィジカルAIとAI
時代の知性
2026年6月25日、京都大学 学術情報メディアセンター 南館4Fにて、「第6回 京大ミートアップ
supported by GMO」が開催されました。このイベントは、京都大学 首藤研究室とGMOインター
ネットグループが共催し、アカデミアとビジネスの垣根を越え、AI・ブロックチェーン・サイバ
ーセキュリティなど先端テクノロジーの「実践知」を学ぶことを目的としています。 今回は、こ
ちらのイベント開催レポート前編・後編に分けてお届けします。 イベント概要 第6回 京大ミート
アップ supported by GMO考え・人と共生し・走るAI：ヒューマノイド競技大会への挑戦 日時：
URL：https://kmu.connpass.com/event/395849/ Session1『強化学習で挑むヒューマノイドの高速
走行 ― ヒューマノイド運動会への取り組み』 高橋 勇哉｜GMOインターネットグループ株式会社
グループ研究開発本部 最初の発表は、GMOインターネットグループの高橋より「強化学習による
ヒューマノイドの高速走行」と題した取り組みが紹介されました。高橋は大阪大学大学院情報科
学研究科出身で、2021年の入社後はビッグデータ基盤の運用やデータ解析に携わり、現在はAIロ
ボティクス領域でロボットの研究開発を担当しています。 GMOインターネットグループには陸上
陸上部選手の走行データを、ヒューマノイドロボットの運動性能向上に活かせないかという発想
から始まったのが、今回紹介された「陸上部×ロボット」の取り組みです。直近の目標として掲げ
られているのは、昨年北京で初開催され注目を集めた「世界ヒューマノイドロボット運動会」。
AI イベントレポート ヒューマノイド フィジカルAI
ロボット
京大ミートアップ
生成AI
産学連携 研究開発
2026.07.24 技術情報
【EXPERT CROSS #2・後編】暗号技術の可能性を未来につなぐ、
「暗号のおねぇさん」の歩み
エキスパート制度5期目を迎えた、暗号応用領域のエキスパート・酒見由美さん。前編では上長で
あるGMOコネクト株式会社 執行役員CTOの菅野哲さんも交え、酒見さんの活動を支える自己ブ
ランディングや標準化コミュニティへの向き合い方、エキスパート制度がもたらした変化などを
伺いました。後編では、エキスパート活動を通じた組織への影響や制度を運用していくうえでの
課題、そして2026年に向けた具体的な挑戦について深掘りしていきます。 前編はこちらから 組
織と本人の両方を変えていくエキスパート活動 ———前編でも、新たな接点が広がってきたとい
AIエージェント expert EXPERT CROSS GMOコネクト IETF
RFC
セキュリティ
ペアリング暗号
2026.07.21 技術情報
無料診断